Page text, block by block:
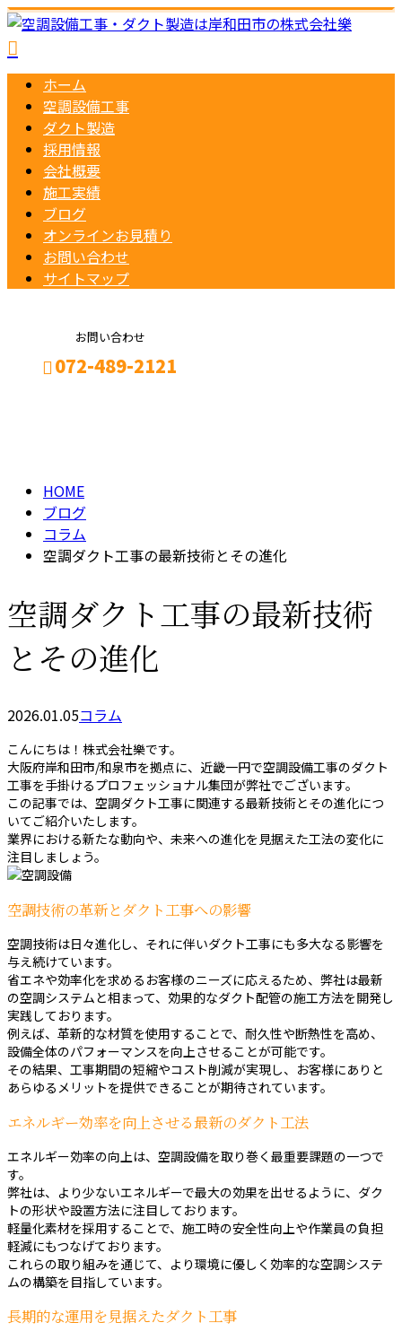
ホーム
空調設備工事
ダクト製造
採用情報
会社概要
施工実績
ブログ
オンラインお見積り
お問い合わせ
サイトマップ
お問い合わせ
072-489-2121
HOME
ブログ
コラム
空調ダクト工事の最新技術とその進化
空調ダクト工事の最新技術
とその進化
2026.01.05コラム
こんにちは！株式会社樂です。
大阪府岸和田市/和泉市を拠点に、近畿一円で空調設備工事のダクト
工事を手掛けるプロフェッショナル集団が弊社でございます。
この記事では、空調ダクト工事に関連する最新技術とその進化につ
いてご紹介いたします。
業界における新たな動向や、未来への進化を見据えた工法の変化に
注目しましょう。
空調技術の革新とダクト工事への影響
空調技術は日々進化し、それに伴いダクト工事にも多大なる影響を
与え続けています。
省エネや効率化を求めるお客様のニーズに応えるため、弊社は最新
の空調システムと相まって、効果的なダクト配管の施工方法を開発し
実践しております。
例えば、革新的な材質を使用することで、耐久性や断熱性を高め、
設備全体のパフォーマンスを向上させることが可能です。
その結果、工事期間の短縮やコスト削減が実現し、お客様にありと
あらゆるメリットを提供できることが期待されています。
エネルギー効率を向上させる最新のダクト工法
エネルギー効率の向上は、空調設備を取り巻く最重要課題の一つで
す。
弊社は、より少ないエネルギーで最大の効果を出せるように、ダク
トの形状や設置方法に注目しております。
軽量化素材を採用することで、施工時の安全性向上や作業員の負担
軽減にもつなげております。
これらの取り組みを通じて、より環境に優しく効率的な空調システ
ムの構築を目指しています。
長期的な運用を見据えたダクト工事